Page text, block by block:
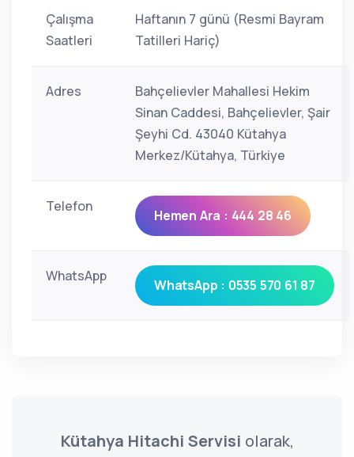
Çalışma
Saatleri
Haftanın 7 günü (Resmi Bayram
Tatilleri Hariç)
Adres
Bahçelievler Mahallesi Hekim
Sinan Caddesi, Bahçelievler, Şair
Şeyhi Cd. 43040 Kütahya
Merkez/Kütahya, Türkiye
Telefon
Hemen Ara : 444 28 46
WhatsApp
WhatsApp : 0535 570 61 87
Kütahya Hitachi Servisi olarak,